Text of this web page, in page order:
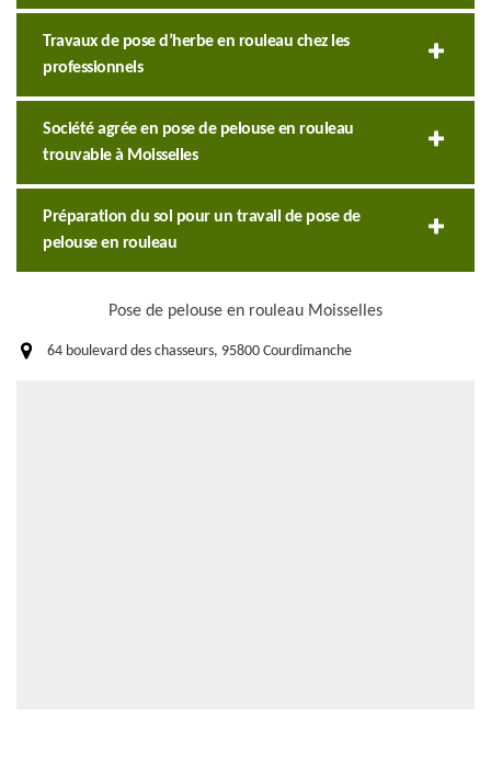
Travaux de pose d’herbe en rouleau chez les
professionnels
Société agrée en pose de pelouse en rouleau
trouvable à Moisselles
Préparation du sol pour un travail de pose de
pelouse en rouleau
Pose de pelouse en rouleau Moisselles
64 boulevard des chasseurs, 95800 Courdimanche